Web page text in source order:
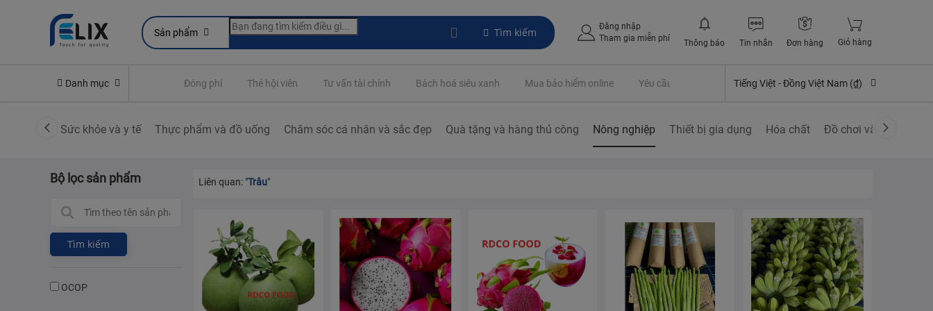
Sản phẩm Tìm kiếm
Đăng nhập
Tham gia miễn phí
Thông báo Tin nhắn Đơn hàng Giỏ hàng
Danh mục
Yêu cầu quyền lợi bảo hiểm Đóng phí Thẻ hội viên Tư vấn tài chính Bách hoá siêu xanh Mua bảo hiểm online Yêu cầu quyền lợi bảo hiểmTiếng Việt -Đồng Việt Nam (₫)
Sức khỏe và y tế Thực phẩm và đồ uống Chăm sóc cá nhân và sắc đẹp Quà tặng và hàng thủ công Nông nghiệp Thiết bị gia dụng Hóa chất Đồ chơi và các sở
Bộ lọc sản phẩm
Tìm kiếm
OCOP
Liên quan: "Trâu"